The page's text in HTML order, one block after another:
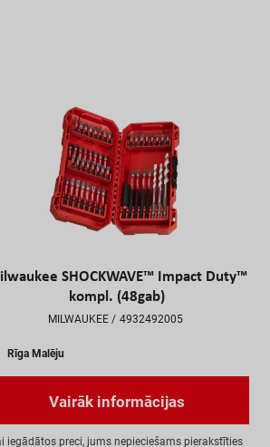
SHOCKWAVE™ Impact Duty™
kompl. (48gab)
MILWAUKEE 4932492005
Rīga Malēju
Vairāk informācijas
i iegādātos preci, jums nepieciešams piera kstīties